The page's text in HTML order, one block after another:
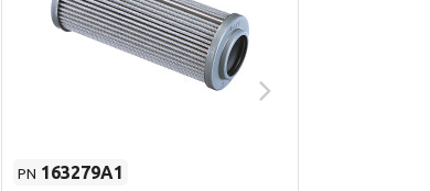
PN 163279A1